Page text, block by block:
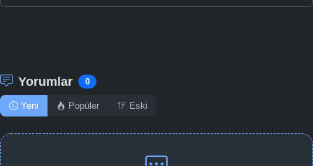
Yorumlar 0
Yeni Popüler Eski